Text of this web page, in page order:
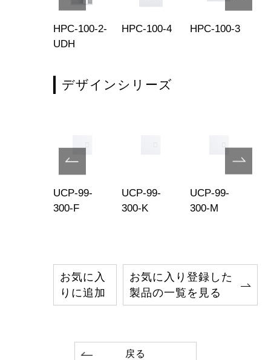
HPC-100-2-
UDH
HPC-100-4 HPC-100-3
デザインシリーズ
UCP-99-
300-F
UCP-99-
300-K
UCP-99-
300-M
お気に入
りに追加
お気に入り登録した
製品の一覧を見る
戻る